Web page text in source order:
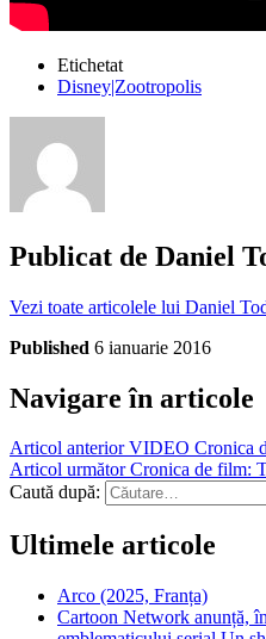
Etichetat
Disney|Zootropolis
Publicat de Daniel
Vezi toate articolele lui Daniel
Published 6 ianuarie 2016
Navigare în articole
Articol anteriorVIDEO Cronica
Articol următorCronica de film:
Caută după:
Ultimele articole
Arco (2025, Franța)
Cartoon Network anunță,